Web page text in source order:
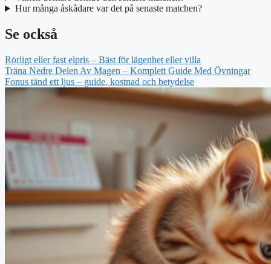
Hur många åskådare var det på senaste matchen?
Se också
Rörligt eller fast elpris – Bäst för lägenhet eller villa
Träna Nedre Delen Av Magen – Komplett Guide Med Övningar
Fonus tänd ett ljus – guide, kostnad och betydelse